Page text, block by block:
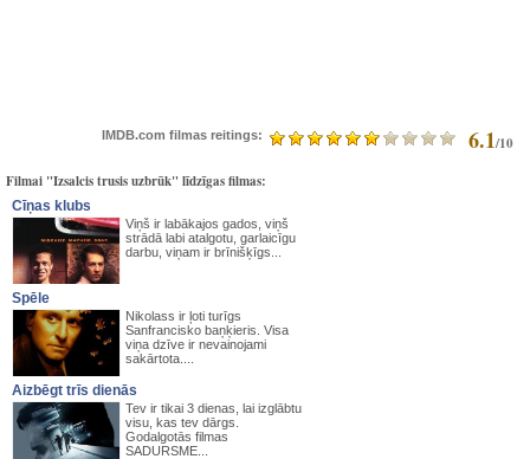
IMDB.com filmas reitings: 6.1/10
Filmai "Izsalcis trusis uzbrūk" līdzīgas filmas:
Cīņas klubs
Viņš ir labākajos gados, viņš
strādā labi atalgotu, garlaicīgu
darbu, viņam ir brīnišķīgs...
Spēle
Nikolass ir ļoti turīgs
Sanfrancisko baņķieris. Visa
viņa dzīve ir nevainojami
sakārtota....
Aizbēgt trīs dienās
Tev ir tikai 3 dienas, lai izglābtu
visu, kas tev dārgs.
Godalgotās filmas
SADURSME...